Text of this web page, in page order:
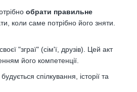
обрати правильне
коли саме потрібно його зняти.
"зграї" (сім'ї, друзів). Цей акт
його компетенції.
спілкування, історії та